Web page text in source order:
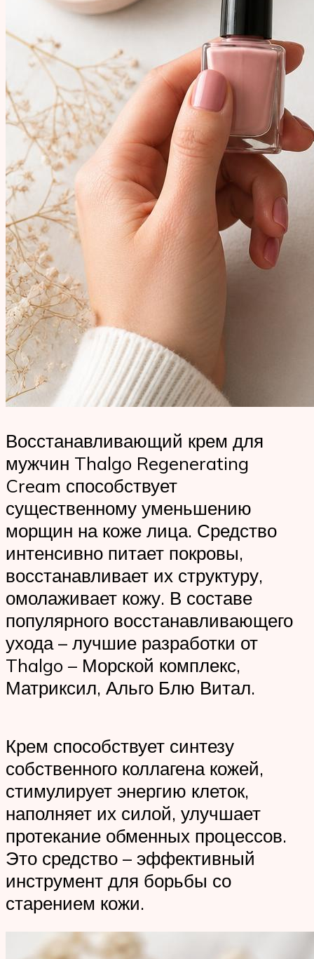
Восстанавливающий крем для
мужчин Thalgo Regenerating
Cream способствует
существенному уменьшению
морщин на коже лица. Средство
интенсивно питает покровы,
восстанавливает их структуру,
омолаживает кожу. В составе
популярного восстанавливающего
ухода – лучшие разработки от
Thalgo – Морской комплекс,
Матриксил, Альго Блю Витал.
Крем способствует синтезу
собственного коллагена кожей,
стимулирует энергию клеток,
наполняет их силой, улучшает
протекание обменных процессов.
Это средство – эффективный
инструмент для борьбы со
старением кожи.